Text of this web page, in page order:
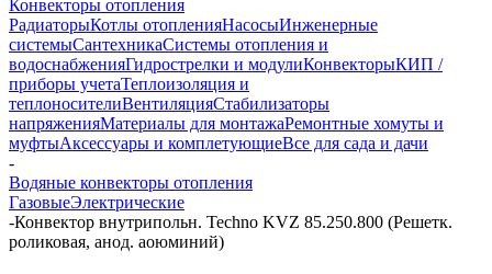
Конвекторы отопления
РадиаторыКотлы отопленияНасосыИнженерные
системыСантехникаСистемы отопления и
водоснабженияГидрострелки и модулиКонвекторыКИП /
приборы учетаТеплоизоляция и
теплоносителиВентиляцияСтабилизаторы
напряженияМатериалы для монтажаРемонтные хомуты и
муфтыАксессуары и комплетующиеВсе для сада и дачи
-
Водяные конвекторы отопления
ГазовыеЭлектрические
-Конвектор внутрипольн. Techno KVZ 85.250.800 (Решетк.
роликовая, анод. аоюминий)